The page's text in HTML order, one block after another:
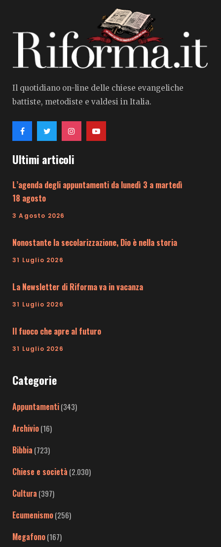
Il quotidiano on-line delle chiese evangeliche
battiste, metodiste e valdesi in Italia.
Ultimi articoli
L’agenda degli appuntamenti da lunedì 3 a martedì
18 agosto
3 Agosto 2026
Nonostante la secolarizzazione, Dio è nella storia
31 Luglio 2026
La Newsletter di Riforma va in vacanza
31 Luglio 2026
Il fuoco che apre al futuro
31 Luglio 2026
Categorie
Appuntamenti(343)
Archivio(16)
Bibbia (723)
Chiese e società (2.030)
Cultura (397)
Ecumenismo(256)
Megafono(167)